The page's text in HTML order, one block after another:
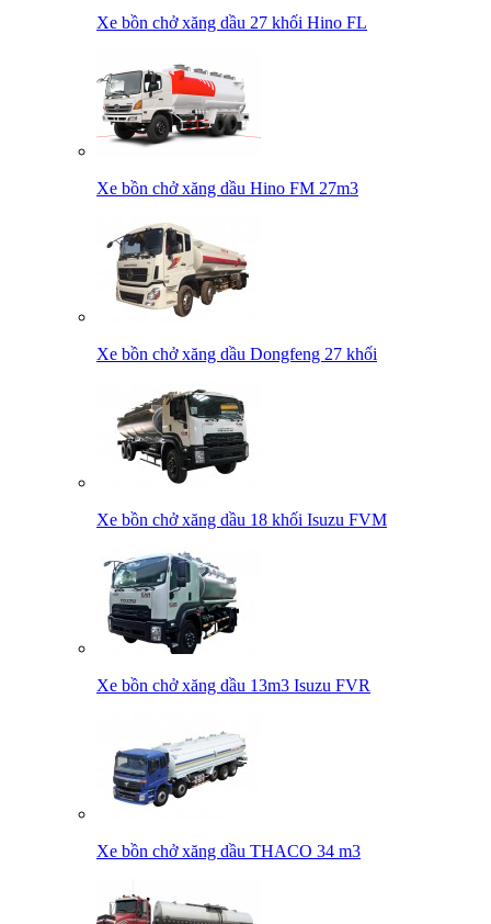
Xe bồn chở xăng dầu 27 khối Hino FL
Xe bồn chở xăng dầu Hino FM 27m3
Xe bồn chở xăng dầu Dongfeng 27 khối
Xe bồn chở xăng dầu 18 khối Isuzu FVM
Xe bồn chở xăng dầu 13m3 Isuzu FVR
Xe bồn chở xăng dầu THACO 34 m3